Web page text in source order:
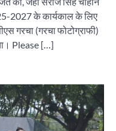
2027 के कार्यकाल के लिए
गरचा (गरचा फोटोग्राफी)
Please […]